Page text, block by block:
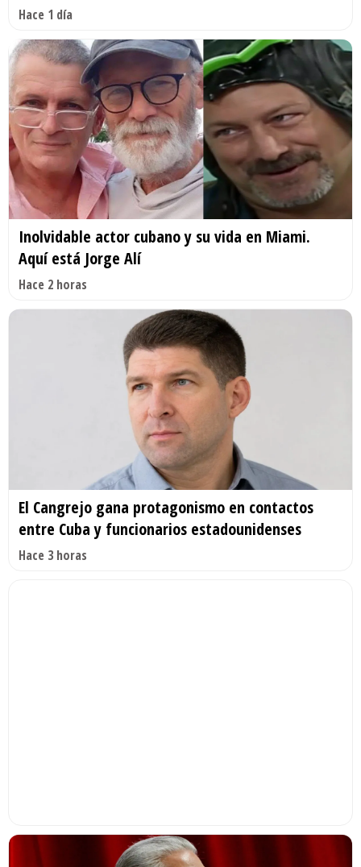
Hace 1 día
Inolvidable actor cubano y su vida en Miami.
Aquí está Jorge Alí
Hace 2 horas
El Cangrejo gana protagonismo en contactos
entre Cuba y funcionarios estadounidenses
Hace 3 horas